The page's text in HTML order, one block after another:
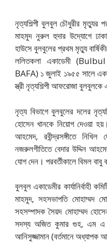
নৃত্যশিল্পী বুলবুল চৌধুরীর মৃত্যুর
মাহমুদ নুরুল হুদার উদ্যোগে
হাউসে বুলবুলের প্রথম মৃত্যু
ললিতকলা একাডেমী
BAFA) ১ জুলাই ১৯৫৫ সালে
স্ত্রী নৃত্যশিল্পী আফরোজা বুলবুলকে
নৃত্য বিভাগে বুলবুলের দলের
হোসেন খানকে নিয়োগ দেওয়া
আহমেদ, রবীন্দ্রসঙ্গীতে
নজরুলগীতিতে বেদার উদ্দিন
যোগ দেন। পরবর্তীকালে বিমল বাবু
বুলবুল একাডেমীর কার্যানির্বাহী
মাহমুদ, সহসভাপতি মোহাম্মদ
সহসম্পাদক সৈয়দ মোহাম্মদ
সদস্য অজিত কুমার গুহ, এম এ
আনিসুজ্জামান (বর্তমানে অধ্যাপক